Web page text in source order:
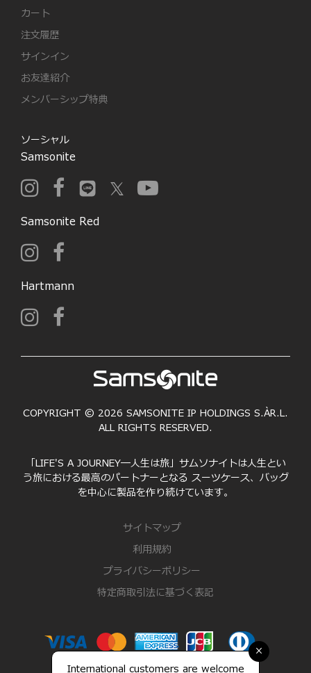
×
International customers are welcome
カート
注文履歴
サインイン
お友達紹介
メンバーシップ特典
ソーシャル
Samsonite
Samsonite Red
Hartmann
COPYRIGHT © 2026 SAMSONITE IP HOLDINGS S.ÀR.L.
ALL RIGHTS RESERVED.
「LIFE'S A JOURNEY―人生は旅」サムソナイトは人生とい
う旅における最高のパートナーとなる スーツケース、バッグ
を中心に製品を作り続けています。
サイトマップ
利用規約
プライバシーポリシー
特定商取引法に基づく表記